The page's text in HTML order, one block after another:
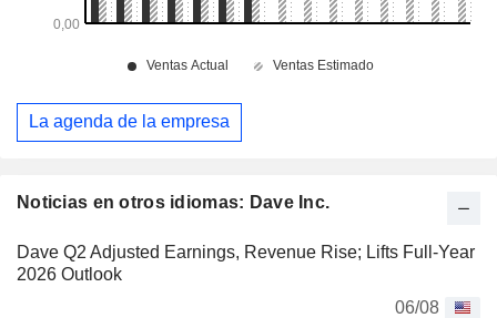
Noticias en otros idiomas: Dave Inc.
Dave Q2 Adjusted Earnings, Revenue Rise; Lifts Full-Year
2026 Outlook
06/08
La agenda de la empresa